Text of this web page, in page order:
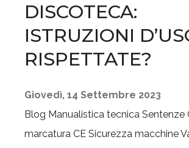
DISCOTECA:
ISTRUZIONI
RISPETTATE?
Giovedì, 14 Settembre 2023
Blog Manualistica tecnica Sentenze
marcatura CE Sicurezza macchine